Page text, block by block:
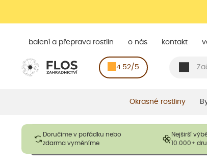
balení a přeprava rostlin o nás kontakt
4.52/5
Okrasné rostliny
Doručíme v pořádku nebo
zdarma vyměníme
Nejširší
10.000+
Obrázky slouží pouze pro ilustrační účely a mají
opadavé rostliny dodávány v dormantním stavu a